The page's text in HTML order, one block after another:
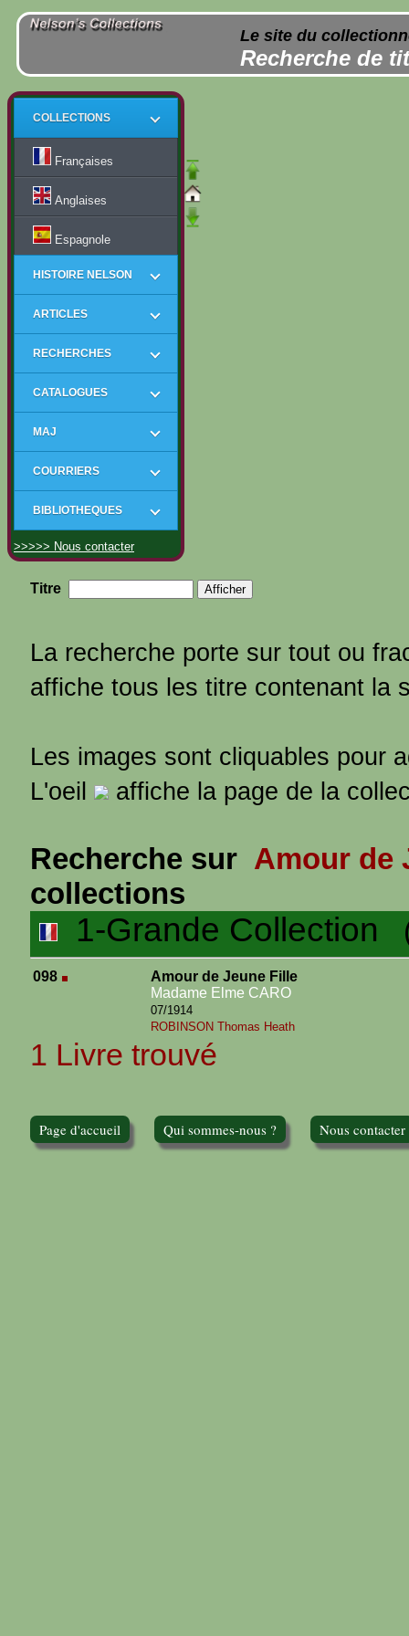
Le site du
Recherche de
COLLECTIONS
Françaises
Anglaises
Espagnole
HISTOIRE NELSON
ARTICLES
RECHERCHES
CATALOGUES
MAJ
COURRIERS
BIBLIOTHEQUES
>>>>> Nous contacter
Titre
La recherche porte sur tout ou
affiche tous les titre contenant la
Les images sont cliquables pour
L'oeil
affiche la page de la
Recherche sur Amour de
collections
1-Grande Collection
098
Amour de Jeune Fille
Madame Elme CARO
07/1914
ROBINSON Thomas Heath
1 Livre trouvé
Page d'accueil Qui sommes-nous ? Nous contacter